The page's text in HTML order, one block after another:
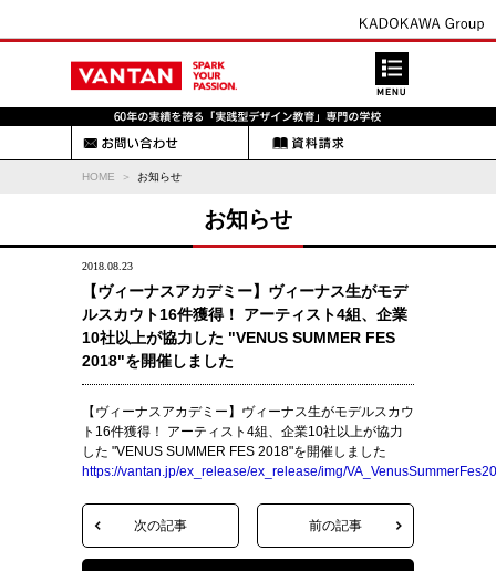
HOME お知らせ
お知らせ
2018.08.23
【ヴィーナスアカデミー】ヴィーナス生がモデ
ルスカウト16件獲得！ アーティスト4組、企業
10社以上が協力した "VENUS SUMMER FES
2018"を開催しました
【ヴィーナスアカデミー】ヴィーナス生がモデルスカウ
ト16件獲得！ アーティスト4組、企業10社以上が協力
した "VENUS SUMMER FES 2018"を開催しました
https://vantan.jp/ex_release/ex_release/img/
次の記事 前の記事